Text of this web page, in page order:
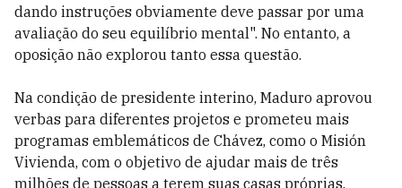
dando instruções obviamente deve passar por uma
avaliação do seu equilíbrio mental". No entanto, a
oposição não explorou tanto essa questão.
Na condição de presidente interino, Maduro aprovou
verbas para diferentes projetos e prometeu mais
programas emblemáticos de Chávez, como o Misión
Vivienda, com o objetivo de ajudar mais de três
milhões de pessoas a terem suas casas próprias.